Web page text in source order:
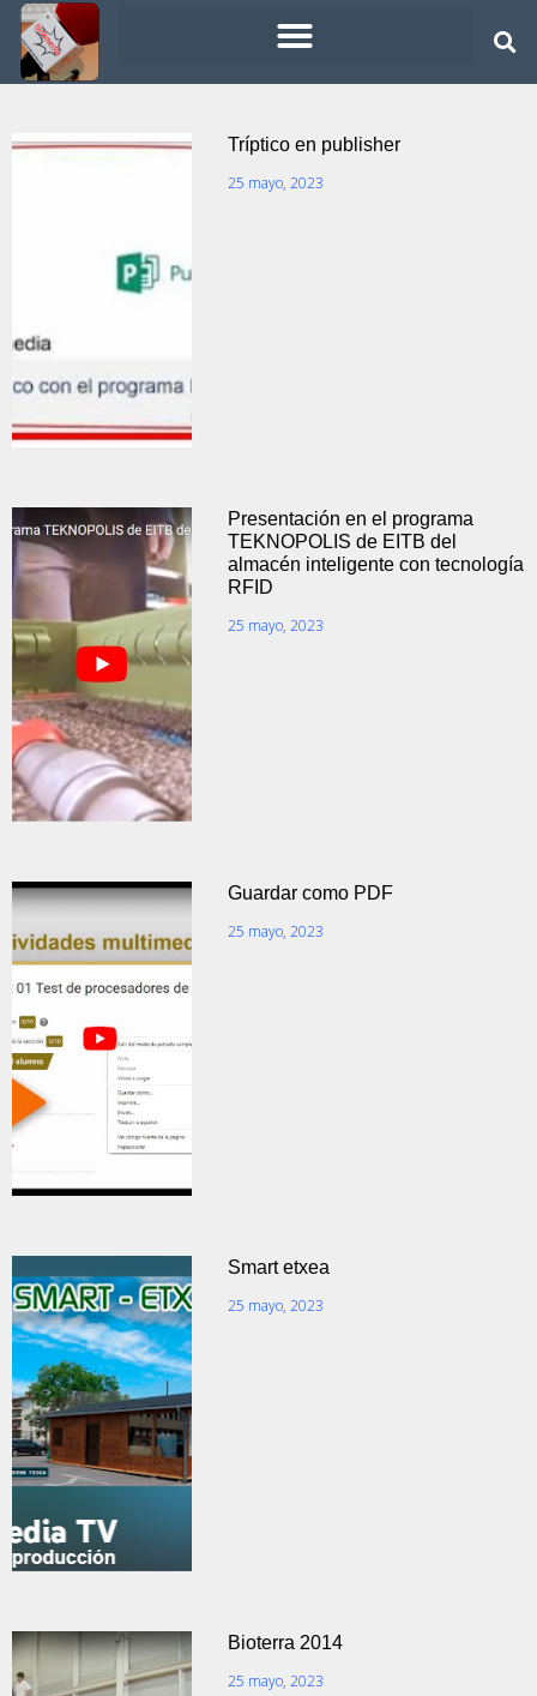
Tríptico en publisher
25 mayo, 2023
Presentación en el programa
TEKNOPOLIS de EITB del
almacén inteligente con tecnología
RFID
25 mayo, 2023
Guardar como PDF
25 mayo, 2023
Smart etxea
25 mayo, 2023
Bioterra 2014
25 mayo, 2023